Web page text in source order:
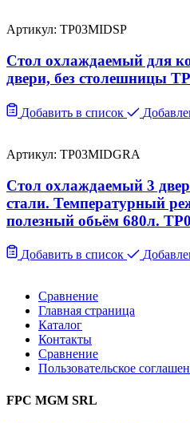
Артикул: TP03MIDSP
Стол охлаждаемый для
двери, без столешницы
Добавить в список
Артикул: TP03MIDGRA
Стол охлаждаемый 3
стали. Температурный
полезный обьём 680л.
Добавить в список
Сравнение
Главная страница
Каталог
Контакты
Сравнение
Пользовательское
FPC MGM SRL